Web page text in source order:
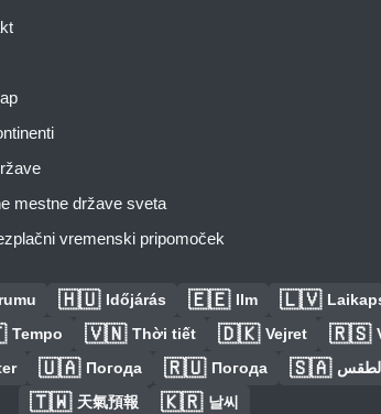
mestne države sveta
vremenski pripomoček
🇭🇺 Időjárás 🇪🇪 Ilm 🇱🇻
Tempo 🇻🇳 Thời tiết 🇩🇰 Vejret 🇷🇸
🇺🇦 Погода 🇷🇺 Погода 🇸🇦
🇹🇼 天氣預報 🇰🇷 날씨